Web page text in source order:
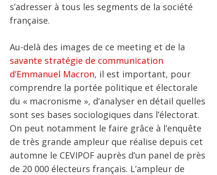
s’adresser à tous les segments de la société
française.
Au-delà des images de ce meeting et de la
savante stratégie de communication
d’Emmanuel Macron, il est important, pour
comprendre la portée politique et électorale
du « macronisme », d’analyser en détail quelles
sont ses bases sociologiques dans l’électorat.
On peut notamment le faire grâce à l’enquête
de très grande ampleur que réalise depuis cet
automne le CEVIPOF auprès d’un panel de près
de 20 000 électeurs français. L’ampleur de